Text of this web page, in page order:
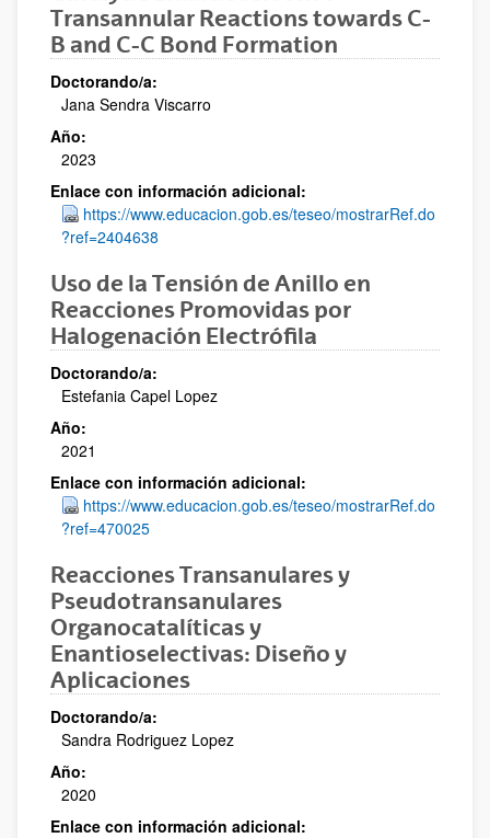
Transannular Reactions towards C-
B and C-C Bond Formation
Doctorando/a:
Jana Sendra Viscarro
Año:
2023
Enlace con información adicional:
https://www.educacion.gob.es/teseo/mostrarRef.do
?ref=2404638
Uso de la Tensión de Anillo en
Reacciones Promovidas por
Halogenación Electrófila
Doctorando/a:
Estefania Capel Lopez
Año:
2021
Enlace con información adicional:
https://www.educacion.gob.es/teseo/mostrarRef.do
?ref=470025
Reacciones Transanulares y
Pseudotransanulares
Organocatalíticas y
Enantioselectivas: Diseño y
Aplicaciones
Doctorando/a:
Sandra Rodriguez Lopez
Año:
2020
Enlace con información adicional: